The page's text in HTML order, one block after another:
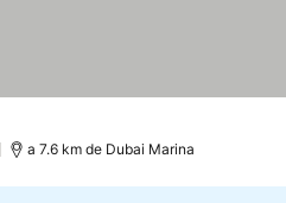
a 7.6 km de Dubai Marina